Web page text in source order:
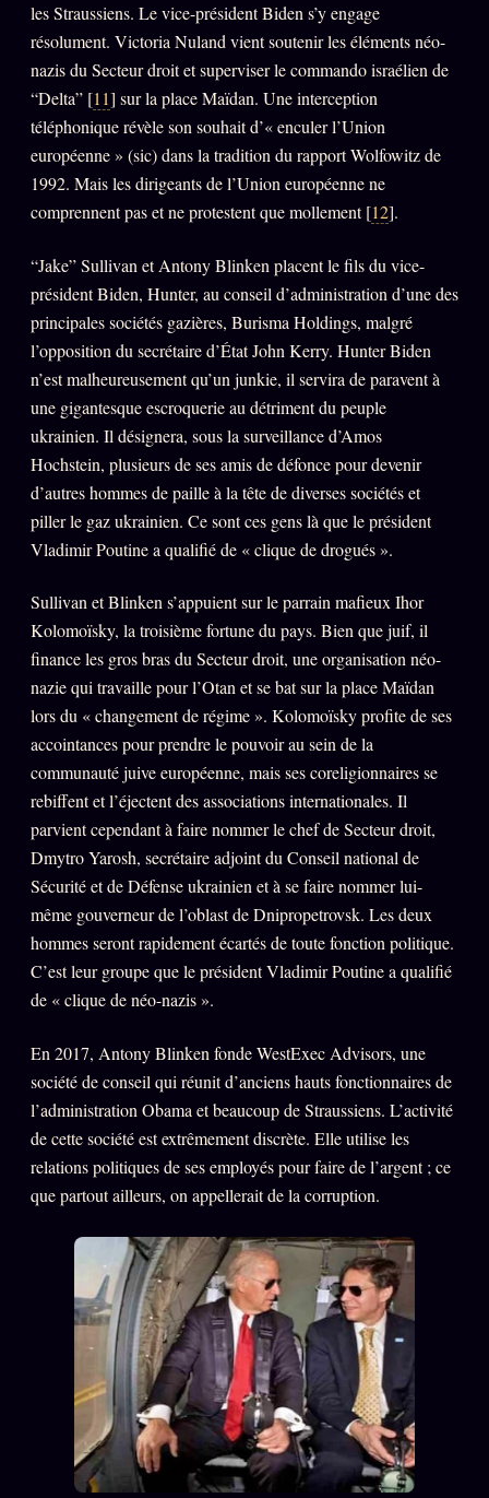
les Straussiens. Le vice-président Biden s’y engage
résolument. Victoria Nuland vient soutenir les éléments néo-
nazis du Secteur droit et superviser le commando israélien de
“Delta” [11] sur la place Maïdan. Une interception
téléphonique révèle son souhait d’« enculer l’Union
européenne » (sic) dans la tradition du rapport Wolfowitz de
1992. Mais les dirigeants de l’Union européenne ne
comprennent pas et ne protestent que mollement [12].
“Jake” Sullivan et Antony Blinken placent le fils du vice-
président Biden, Hunter, au conseil d’administration d’une des
principales sociétés gazières, Burisma Holdings, malgré
l’opposition du secrétaire d’État John Kerry. Hunter Biden
n’est malheureusement qu’un junkie, il servira de paravent à
une gigantesque escroquerie au détriment du peuple
ukrainien. Il désignera, sous la surveillance d’Amos
Hochstein, plusieurs de ses amis de défonce pour devenir
d’autres hommes de paille à la tête de diverses sociétés et
piller le gaz ukrainien. Ce sont ces gens là que le président
Vladimir Poutine a qualifié de « clique de drogués ».
Sullivan et Blinken s’appuient sur le parrain mafieux Ihor
Kolomoïsky, la troisième fortune du pays. Bien que juif, il
finance les gros bras du Secteur droit, une organisation néo-
nazie qui travaille pour l’Otan et se bat sur la place Maïdan
lors du « changement de régime ». Kolomoïsky profite de ses
accointances pour prendre le pouvoir au sein de la
communauté juive européenne, mais ses coreligionnaires se
rebiffent et l’éjectent des associations internationales. Il
parvient cependant à faire nommer le chef de Secteur droit,
Dmytro Yarosh, secrétaire adjoint du Conseil national de
Sécurité et de Défense ukrainien et à se faire nommer lui-
même gouverneur de l’oblast de Dnipropetrovsk. Les deux
hommes seront rapidement écartés de toute fonction politique.
C’est leur groupe que le président Vladimir Poutine a qualifié
de « clique de néo-nazis ».
En 2017, Antony Blinken fonde WestExec Advisors, une
société de conseil qui réunit d’anciens hauts fonctionnaires de
l’administration Obama et beaucoup de Straussiens. L’activité
de cette société est extrêmement discrète. Elle utilise les
relations politiques de ses employés pour faire de l’argent ; ce
que partout ailleurs, on appellerait de la corruption.